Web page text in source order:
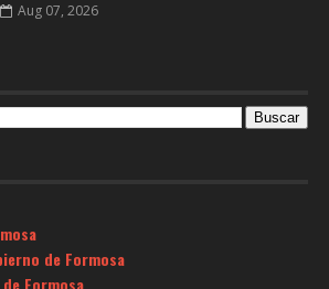
Aug 07, 2026
de Formosa
Formosa